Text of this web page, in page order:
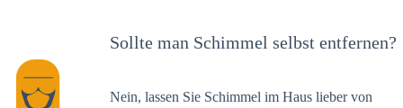
Sollte man Schimmel selbst entfernen?
Nein, lassen Sie Schimmel im Haus lieber von